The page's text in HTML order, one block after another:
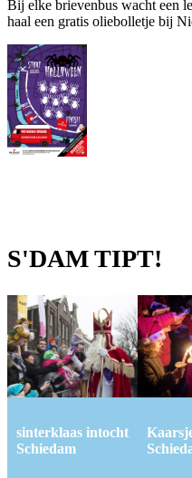
Bij elke brievenbus wacht een
haal een gratis oliebolletje bij
S'DAM TIPT!
sinterklaas intocht
Schiedam